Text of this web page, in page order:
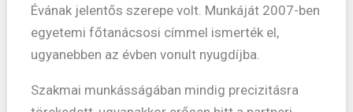
Évának jelentős szerepe volt. Munkáját 2007-ben
egyetemi főtanácsosi címmel ismerték el,
ugyanebben az évben vonult nyugdíjba.
Szakmai munkásságában mindig precizitásra